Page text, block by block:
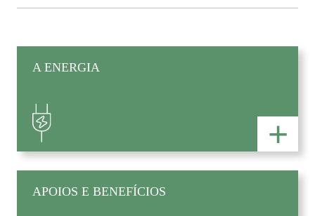
A ENERGIA
+
APOIOS E BENEFÍCIOS